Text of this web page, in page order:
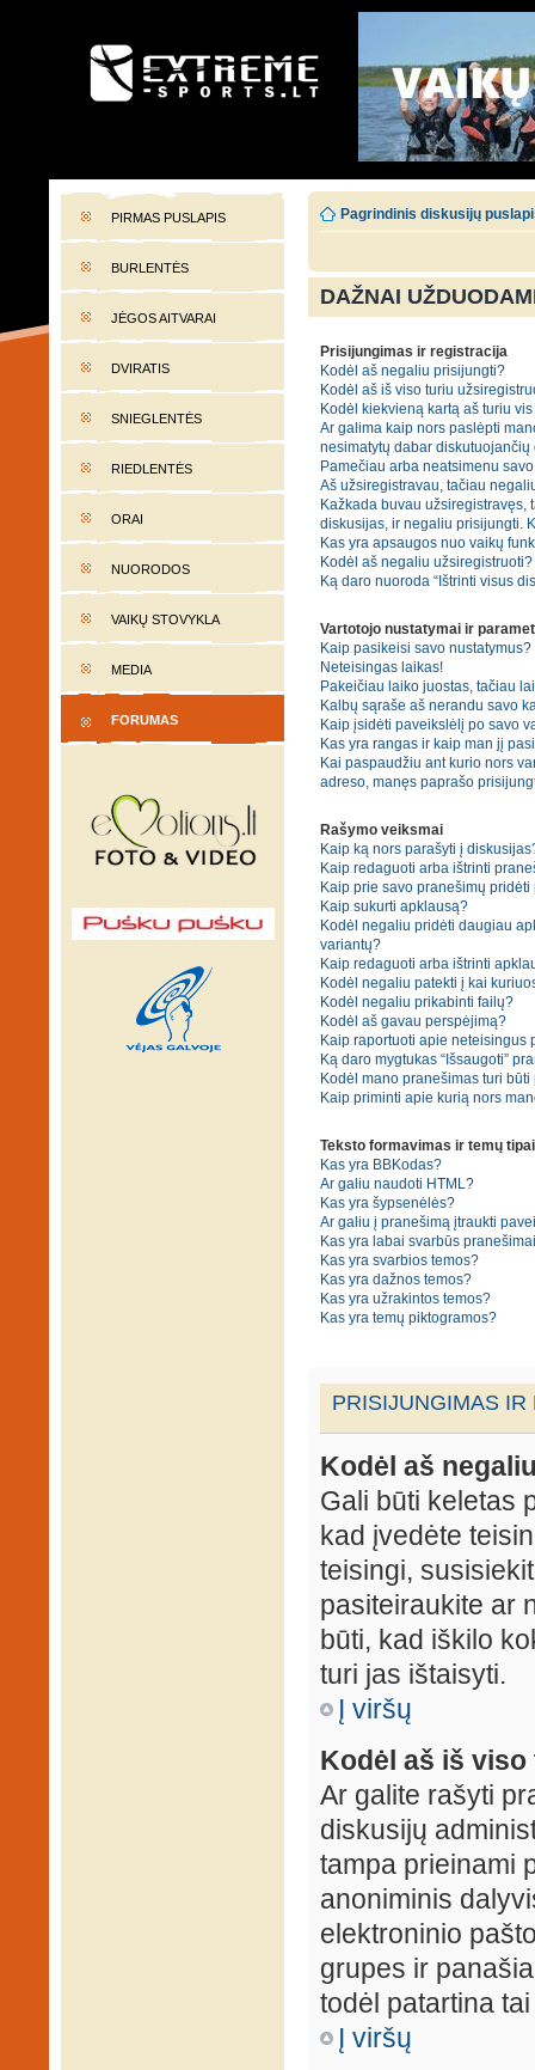
EXTREME-SPORTS.LT
PIRMAS PUSLAPIS
BURLENTĖS
JĖGOS AITVARAI
DVIRATIS
SNIEGLENTĖS
RIEDLENTĖS
ORAI
NUORODOS
VAIKŲ STOVYKLA
MEDIA
FORUMAS
Pagrindinis diskusijų
DAŽNAI
Prisijungimas ir registracija
Kodėl aš negaliu prisijungti?
Kodėl aš iš viso turiu
Kodėl kiekvieną kartą aš turiu
Ar galima kaip nors paslėpti
nesimatytų dabar
Pamečiau arba neatsimenu
Aš užsiregistravau, tačiau
Kažkada buvau užsiregistravęs,
diskusijas, ir negaliu prisijungti.
Kas yra apsaugos nuo vaikų
Kodėl aš negaliu užsiregistruoti?
Ką daro nuoroda “Ištrinti visus
Vartotojo nustatymai ir
Kaip pasikeisi savo nustatymus?
Neteisingas laikas!
Pakeičiau laiko juostas, tačiau
Kalbų sąraše aš nerandu savo
Kaip įsidėti paveikslėlį po savo
Kas yra rangas ir kaip man jį
Kai paspaudžiu ant kurio nors
adreso, manęs paprašo
Rašymo veiksmai
Kaip ką nors parašyti į
Kaip redaguoti arba ištrinti
Kaip prie savo pranešimų pridėti
Kaip sukurti apklausą?
Kodėl negaliu pridėti daugiau
variantų?
Kaip redaguoti arba ištrinti
Kodėl negaliu patekti į kai
Kodėl negaliu prikabinti failų?
Kodėl aš gavau perspėjimą?
Kaip raportuoti apie neteisingus
Ką daro mygtukas “Išsaugoti”
Kodėl mano pranešimas turi būti
Kaip priminti apie kurią nors
Teksto formavimas ir temų tipai
Kas yra BBKodas?
Ar galiu naudoti HTML?
Kas yra šypsenėlės?
Ar galiu į pranešimą įtraukti
Kas yra labai svarbūs
Kas yra svarbios temos?
Kas yra dažnos temos?
Kas yra užrakintos temos?
Kas yra temų piktogramos?
PRISIJUNGIMAS IR
Kodėl aš
Gali būti keletas
kad įvedėte
teisingi,
pasiteiraukite ar
būti, kad iškilo
turi jas ištaisyti.
Į viršų
Kodėl aš iš
Ar galite rašyti
diskusijų
tampa prieinami
anoniminis
elektroninio
grupes ir
todėl patartina
Į viršų